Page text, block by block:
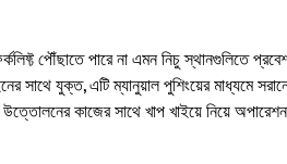
পৌঁছাতে পারে না এমন নিচু স্থানগুলিতে
সাথে যুক্ত, এটি ম্যানুয়াল পুশিংয়ের মাধ্যমে
কাজের সাথে খাপ খাইয়ে নিয়ে